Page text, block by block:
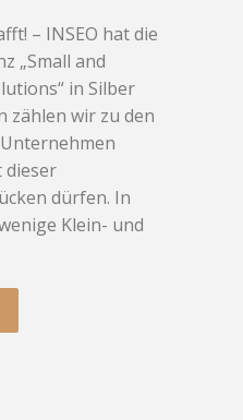
– INSEO hat die
„Small and
in Silber
zählen wir zu den
dieser
dürfen. In
Klein- und